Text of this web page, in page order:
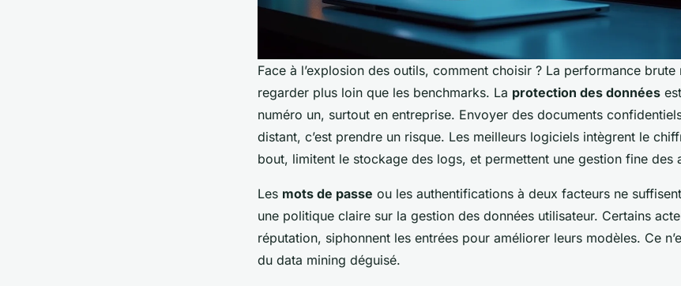
Face à l’explosion des outils, comment choisir ? La performance
regarder plus loin que les benchmarks. La protection des données
numéro un, surtout en entreprise. Envoyer des documents
distant, c’est prendre un risque. Les meilleurs logiciels intègrent le
bout, limitent le stockage des logs, et permettent une gestion fine des
Les mots de passe ou les authentifications à deux facteurs ne
une politique claire sur la gestion des données utilisateur. Certains
réputation, siphonnent les entrées pour améliorer leurs modèles. Ce
du data mining déguisé.